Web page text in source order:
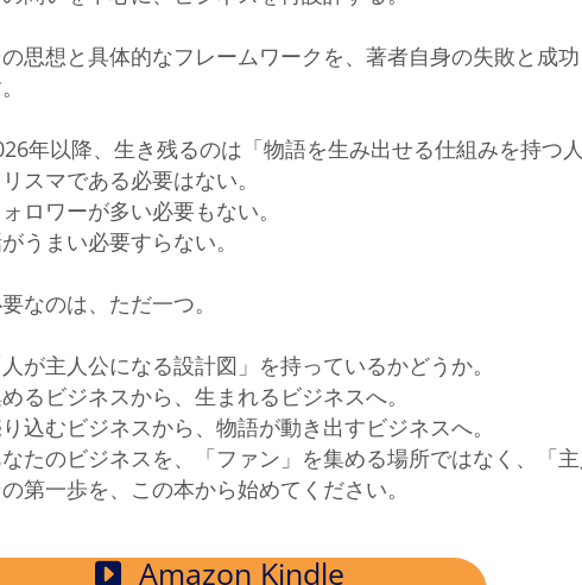
思想と具体的なフレームワークを、著者自身の失敗と成
年以降、生き残るのは「物語を生み出せる仕組みを持つ
スマである必要はない。
ロワーが多い必要もない。
うまい必要すらない。
なのは、ただ一つ。
人が主人公になる設計図」を持っているかどうか。
るビジネスから、生まれるビジネスへ。
込むビジネスから、物語が動き出すビジネスへ。
たのビジネスを、「ファン」を集める場所ではなく、「
第一歩を、この本から始めてください。
Amazon Kindle